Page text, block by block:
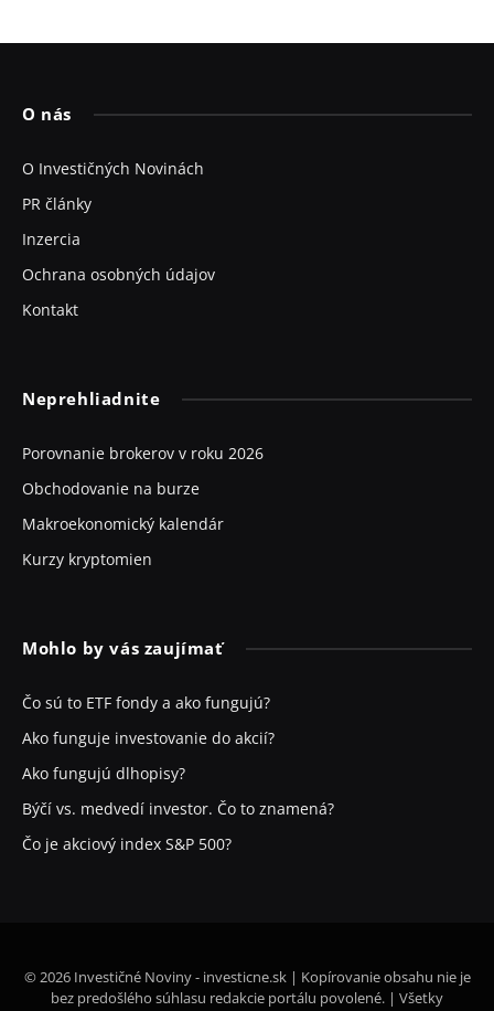
O nás
O Investičných Novinách
PR články
Inzercia
Ochrana osobných údajov
Kontakt
Neprehliadnite
Porovnanie brokerov v roku 2026
Obchodovanie na burze
Makroekonomický kalendár
Kurzy kryptomien
Mohlo by vás zaujímať
Čo sú to ETF fondy a ako fungujú?
Ako funguje investovanie do akcií?
Ako fungujú dlhopisy?
Býčí vs. medvedí investor. Čo to znamená?
Čo je akciový index S&P 500?
© 2026 Investičné Noviny - investicne.sk | Kopírovanie obsahu nie je
bez predošlého súhlasu redakcie portálu povolené. | Všetky